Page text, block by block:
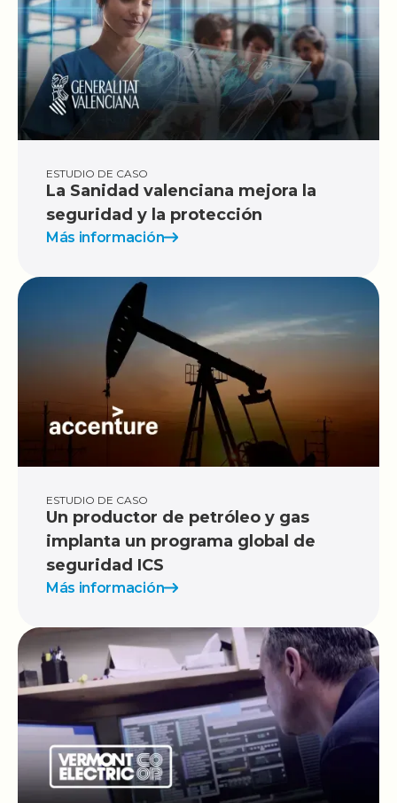
ESTUDIO DE CASO
La Sanidad valenciana mejora la
seguridad y la protección
Más información
ESTUDIO DE CASO
Un productor de petróleo y gas
implanta un programa global de
seguridad ICS
Más información